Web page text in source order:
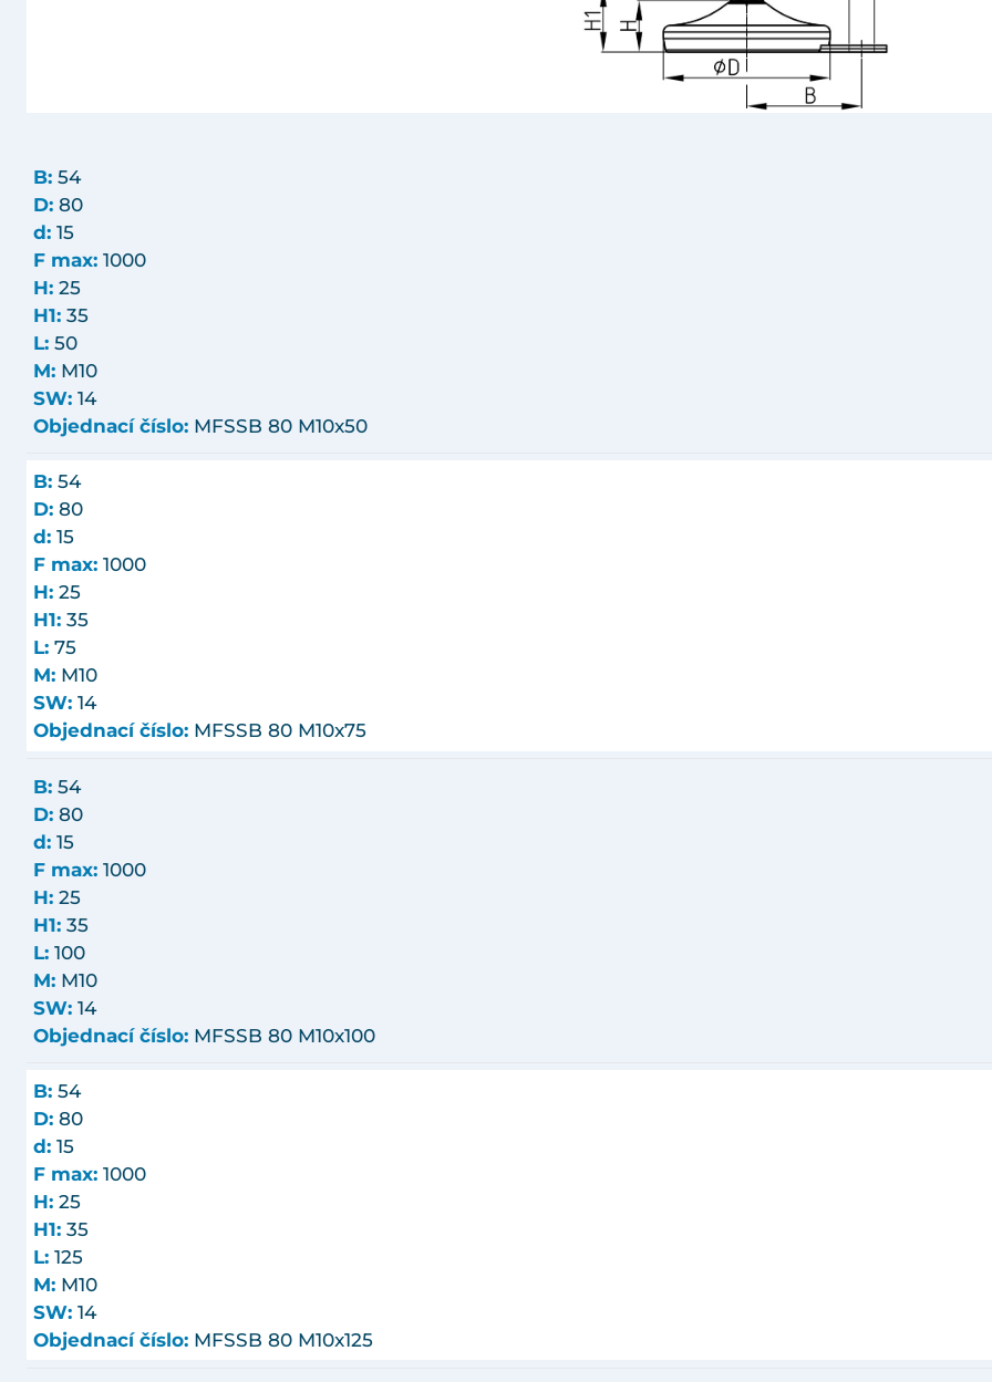
B: 54
D: 80
d: 15
F max: 1000
H: 25
H1: 35
L: 50
M: M10
SW: 14
Objednací číslo: MFSSB 80 M10x50
B: 54
D: 80
d: 15
F max: 1000
H: 25
H1: 35
L: 75
M: M10
SW: 14
Objednací číslo: MFSSB 80 M10x75
B: 54
D: 80
d: 15
F max: 1000
H: 25
H1: 35
L: 100
M: M10
SW: 14
Objednací číslo: MFSSB 80 M10x100
B: 54
D: 80
d: 15
F max: 1000
H: 25
H1: 35
L: 125
M: M10
SW: 14
Objednací číslo: MFSSB 80 M10x125